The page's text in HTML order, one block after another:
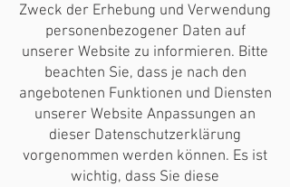
Zweck der Erhebung und Verwendung
personenbezogener Daten auf
unserer Website zu informieren. Bitte
beachten Sie, dass je nach den
angebotenen Funktionen und Diensten
unserer Website Anpassungen an
dieser Datenschutzerklärung
vorgenommen werden können. Es ist
wichtig, dass Sie diese